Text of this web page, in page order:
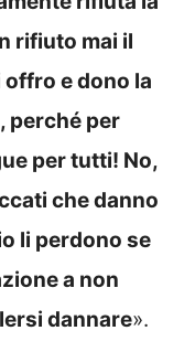
rifiuto mai il
e dono la
perché per
per tutti! No,
che danno
li perdono se
a non
dannare».